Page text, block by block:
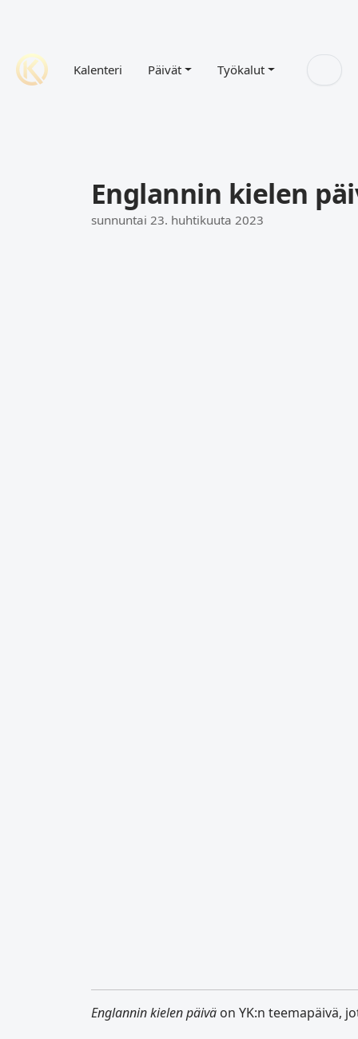
Kalenteri Päivät Työkalut
Englannin kielen
sunnuntai 23. huhtikuuta 2023
Englannin kielen päivä on YK:n teemapäivä,